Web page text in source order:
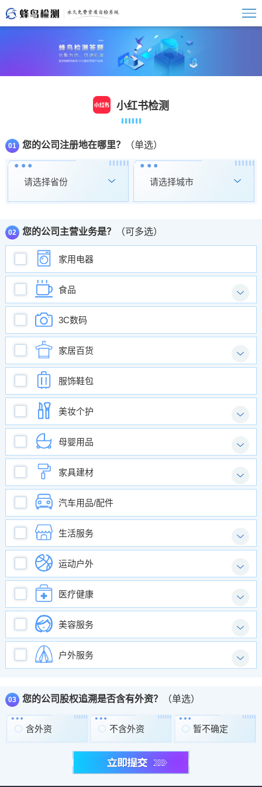
小红书检测
01 您的公司注册地在哪里？ （单选）
 
02 您的公司主营业务是？ （可多选）
家用电器
食品 
3C数码
家居百货 
服饰鞋包
美妆个护 
母婴用品 
家具建材 
汽车用品/配件
生活服务 
运动户外 
医疗健康 
美容服务 
户外服务 
03 您的公司股权追溯是否含有外资？ （单选）
含外资 不含外资 暂不确定